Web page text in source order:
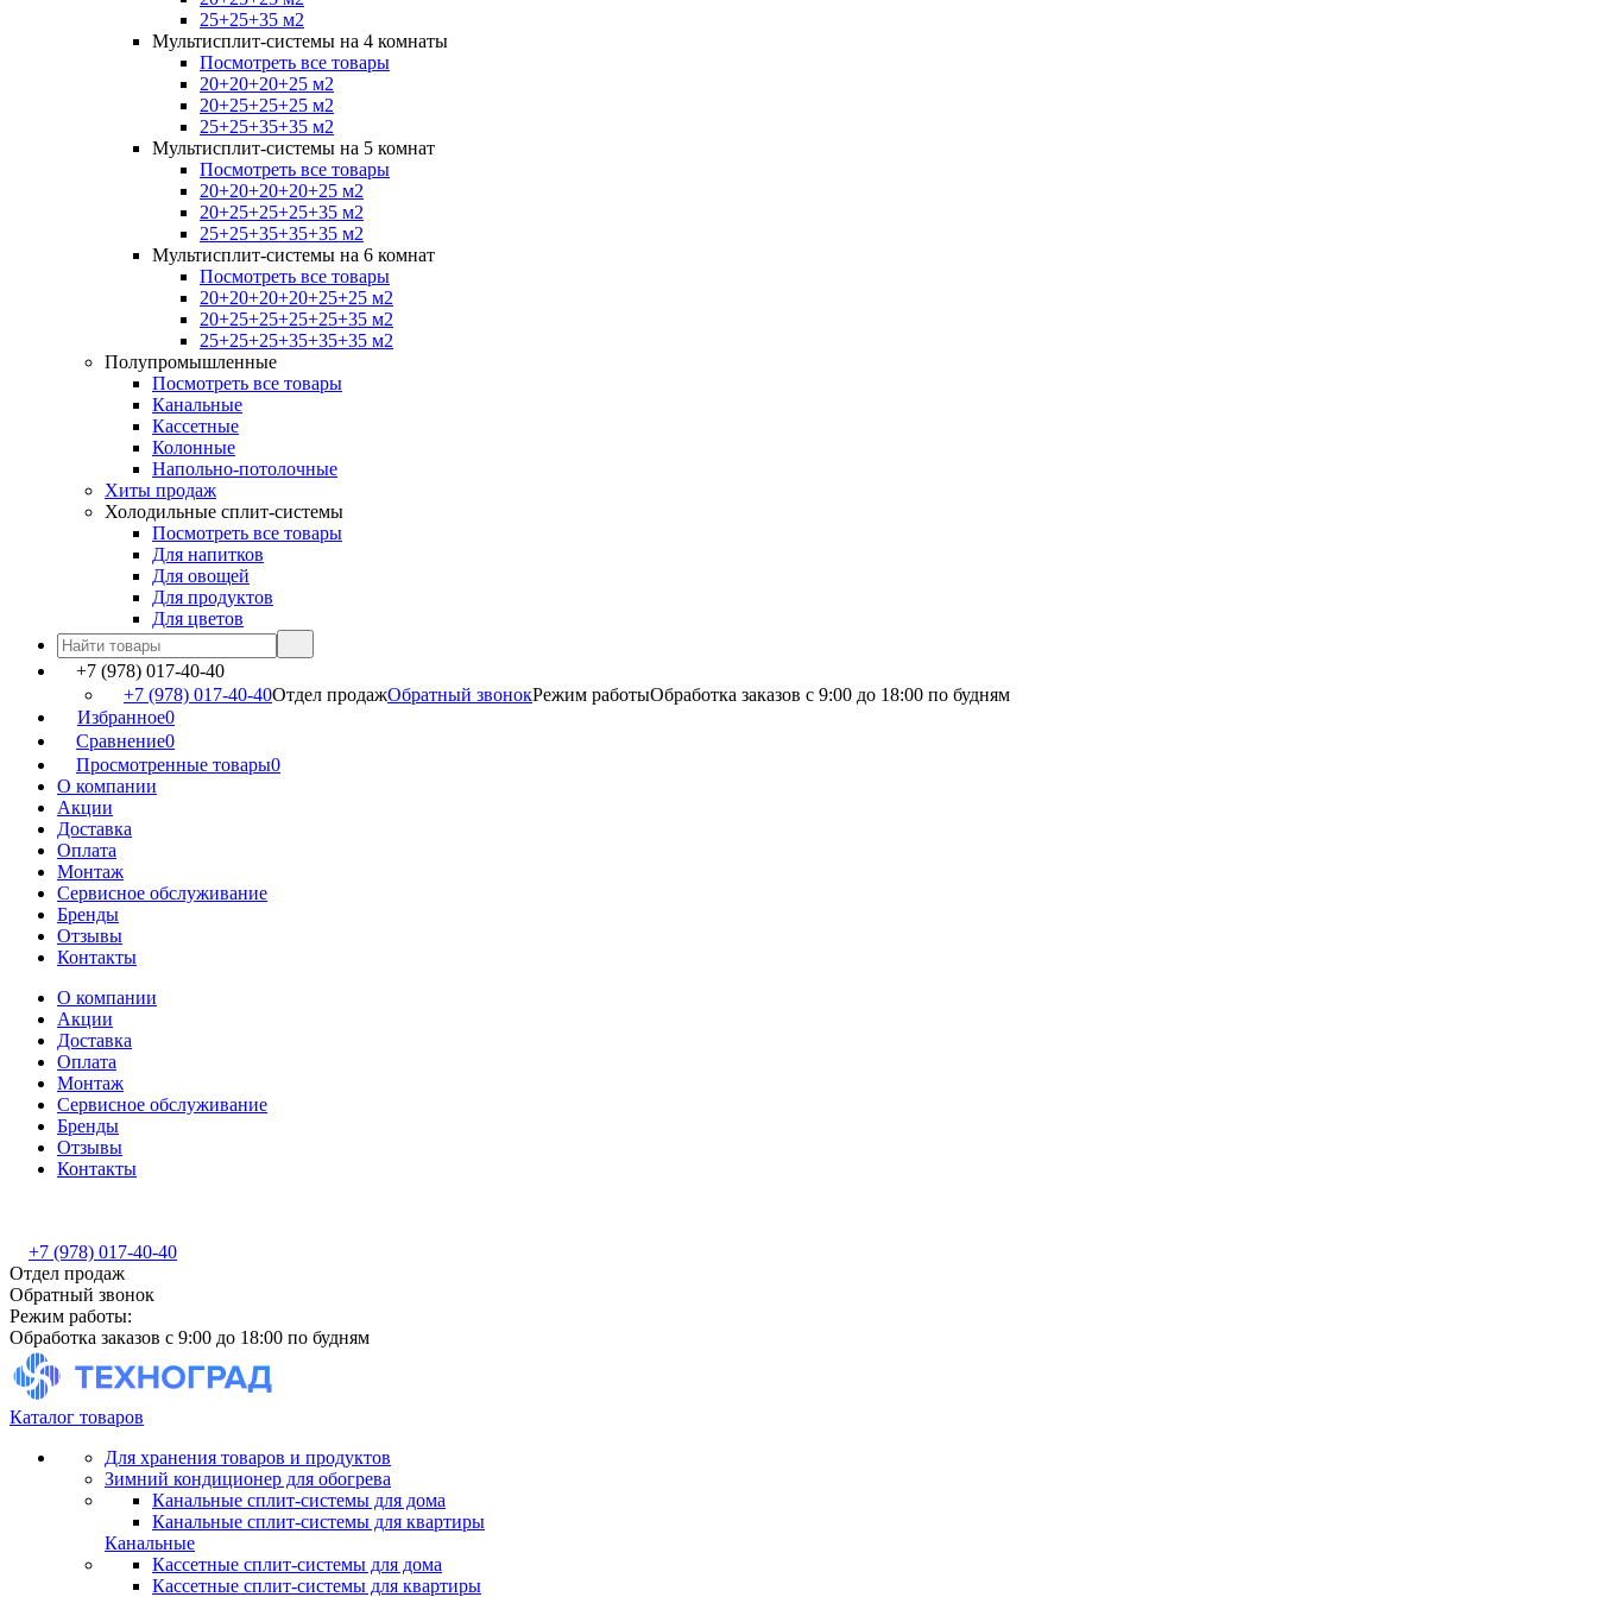
25+25+35 м2
Мультисплит-системы на 4 комнаты
Посмотреть все товары
20+20+20+25 м2
20+25+25+25 м2
25+25+35+35 м2
Мультисплит-системы на 5 комнат
Посмотреть все товары
20+20+20+20+25 м2
20+25+25+25+35 м2
25+25+35+35+35 м2
Мультисплит-системы на 6 комнат
Посмотреть все товары
20+20+20+20+25+25 м2
20+25+25+25+25+35 м2
25+25+25+35+35+35 м2
Полупромышленные
Посмотреть все товары
Канальные
Кассетные
Колонные
Напольно-потолочные
Хиты продаж
Холодильные сплит-системы
Посмотреть все товары
Для напитков
Для овощей
Для продуктов
Для цветов
+7 (978) 017-40-40
+7 (978) 017-40-40Отдел продажОбратный звонокРежим работыОбработка заказов с 9:00 до 18:00 по будням
Избранное0
Сравнение0
Просмотренные товары0
О компании
Акции
Доставка
Оплата
Монтаж
Сервисное обслуживание
Бренды
Отзывы
Контакты
О компании
Акции
Доставка
Оплата
Монтаж
Сервисное обслуживание
Бренды
Отзывы
Контакты
+7 (978) 017-40-40
Отдел продаж
Обратный звонок
Режим работы:
Обработка заказов с 9:00 до 18:00 по будням
Каталог товаров
Для хранения товаров и продуктов
Зимний кондиционер для обогрева
Канальные сплит-системы для дома
Канальные сплит-системы для квартиры
Канальные
Кассетные сплит-системы для дома
Кассетные сплит-системы для квартиры